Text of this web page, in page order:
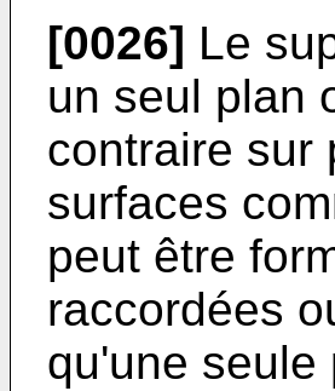
[0026] Le
un seul plan
contraire sur
surfaces
peut être
raccordées
qu'une seule